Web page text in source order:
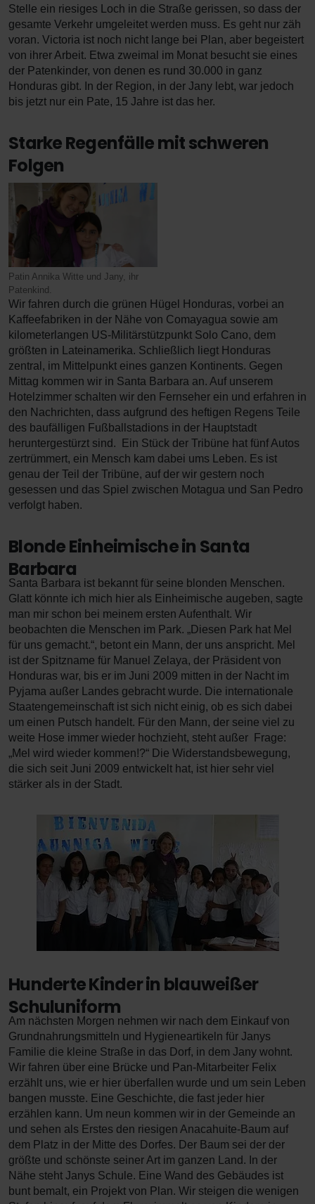
Stelle ein riesiges Loch in die Straße gerissen, so dass der
gesamte Verkehr umgeleitet werden muss. Es geht nur zäh
voran. Victoria ist noch nicht lange bei Plan, aber begeistert
von ihrer Arbeit. Etwa zweimal im Monat besucht sie eines
der Patenkinder, von denen es rund 30.000 in ganz
Honduras gibt. In der Region, in der Jany lebt, war jedoch
bis jetzt nur ein Pate, 15 Jahre ist das her.
Starke Regenfälle mit schweren
Folgen
Patin Annika Witte und Jany, ihr
Patenkind.
Wir fahren durch die grünen Hügel Honduras, vorbei an
Kaffeefabriken in der Nähe von Comayagua sowie am
kilometerlangen US-Militärstützpunkt Solo Cano, dem
größten in Lateinamerika. Schließlich liegt Honduras
zentral, im Mittelpunkt eines ganzen Kontinents. Gegen
Mittag kommen wir in Santa Barbara an. Auf unserem
Hotelzimmer schalten wir den Fernseher ein und erfahren in
den Nachrichten, dass aufgrund des heftigen Regens Teile
des baufälligen Fußballstadions in der Hauptstadt
heruntergestürzt sind. Ein Stück der Tribüne hat fünf Autos
zertrümmert, ein Mensch kam dabei ums Leben. Es ist
genau der Teil der Tribüne, auf der wir gestern noch
gesessen und das Spiel zwischen Motagua und San Pedro
verfolgt haben.
Blonde Einheimische in Santa
Barbara
Santa Barbara ist bekannt für seine blonden Menschen.
Glatt könnte ich mich hier als Einheimische augeben, sagte
man mir schon bei meinem ersten Aufenthalt. Wir
beobachten die Menschen im Park. „Diesen Park hat Mel
für uns gemacht.“, betont ein Mann, der uns anspricht. Mel
ist der Spitzname für Manuel Zelaya, der Präsident von
Honduras war, bis er im Juni 2009 mitten in der Nacht im
Pyjama außer Landes gebracht wurde. Die internationale
Staatengemeinschaft ist sich nicht einig, ob es sich dabei
um einen Putsch handelt. Für den Mann, der seine viel zu
weite Hose immer wieder hochzieht, steht außer Frage:
„Mel wird wieder kommen!?“ Die Widerstandsbewegung,
die sich seit Juni 2009 entwickelt hat, ist hier sehr viel
stärker als in der Stadt.
Hunderte Kinder in blauweißer
Schuluniform
Am nächsten Morgen nehmen wir nach dem Einkauf von
Grundnahrungsmitteln und Hygieneartikeln für Janys
Familie die kleine Straße in das Dorf, in dem Jany wohnt.
Wir fahren über eine Brücke und Pan-Mitarbeiter Felix
erzählt uns, wie er hier überfallen wurde und um sein Leben
bangen musste. Eine Geschichte, die fast jeder hier
erzählen kann. Um neun kommen wir in der Gemeinde an
und sehen als Erstes den riesigen Anacahuite-Baum auf
dem Platz in der Mitte des Dorfes. Der Baum sei der der
größte und schönste seiner Art im ganzen Land. In der
Nähe steht Janys Schule. Eine Wand des Gebäudes ist
bunt bemalt, ein Projekt von Plan. Wir steigen die wenigen